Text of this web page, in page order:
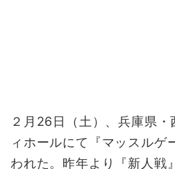
２月26日（土）、兵庫県
ィホールにて『マッスルゲ
われた。昨年より『新人戦